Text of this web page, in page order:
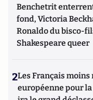
Benchetrit
fond, Victoria
Ronaldo du bisco-
Shakespeare queer
2Les Français
européenne pour